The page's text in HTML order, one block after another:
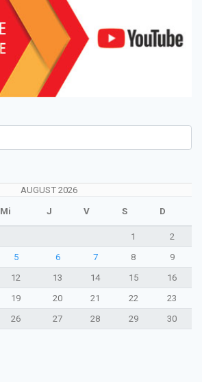
AUGUST 2026
Mi J V S D
1
2
5 6 7 8
9
12 13 14 15
16
19 20 21 22
23
26 27 28 29
30